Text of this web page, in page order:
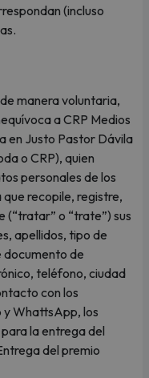
(incluso
manera voluntaria,
a CRP Medios
en Justo Pastor Dávila
o CRP), quien
personales de los
recopile, registre,
(“tratar” o “trate”) sus
apellidos, tipo de
documento de
teléfono, ciudad
con los
WhattsApp, los
la entrega del
del premio